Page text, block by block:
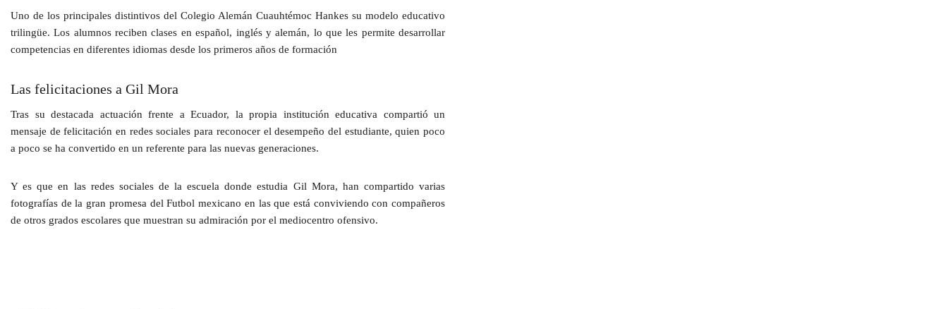
Uno de los principales distintivos delColegio Alemán Cuauhtémoc Hankes su modelo educativo
trilingüe. Los alumnos reciben clases enespañol, inglés y alemán, lo que les permite desarrollar
competencias en diferentes idiomas desde los primeros años de formación
Las felicitaciones a Gil Mora
Tras su destacada actuación frente aEcuador, la propia institución educativa compartió un
mensaje de felicitación en redes sociales para reconocer el desempeño del estudiante, quien poco
a poco se ha convertido en un referente para las nuevas generaciones.
Y es que en las redes sociales de la escuela donde estudia Gil Mora, han compartido varias
fotografías de la gran promesa delFutbol mexicano en las que está conviviendo con compañeros
de otros grados escolares que muestran su admiración por el mediocentro ofensivo.